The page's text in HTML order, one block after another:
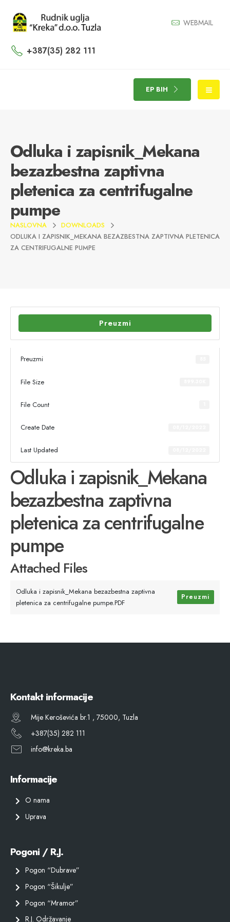
WEBMAIL
+387(35) 282 111
EP BIH
Odluka i zapisnik_Mekana
bezazbestna zaptivna
pletenica za centrifugalne
pumpe
NASLOVNA
DOWNLOADS
ODLUKA I ZAPISNIK_MEKANA BEZAZBESTNA ZAPTIVNA PLETENICA
ZA CENTRIFUGALNE PUMPE
Preuzmi
Preuzmi
File Size
File Count
Create Date
Last Updated
Odluka i zapisnik_Mekana
bezazbestna zaptivna
pletenica za centrifugalne
pumpe
Attached Files
Odluka i zapisnik_Mekana bezazbestna zaptivna
pletenica za centrifugalne pumpe.PDF
Preuzmi
Kontakt informacije
Mije Keroševića br.1 , 75000, Tuzla
+387(35) 282 111
info@kreka.ba
Informacije
O nama
Uprava
Pogoni / R.J.
Pogon “Dubrave”
Pogon “Šikulje”
Pogon “Mramor”
R.J. Održavanje